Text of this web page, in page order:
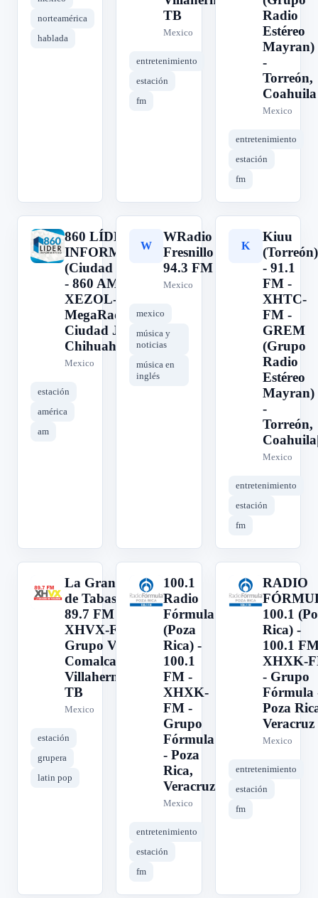
norteamérica
hablada
TB
Mexico
entretenimiento
estación
fm
Radio
Estéreo
Mayran)
-
Torreón,
Coahuila
Mexico
entretenimiento
estación
fm
8
860 LÍDER
INFORMATIVO
(Ciudad Juárez)
- 860 AM -
XEZOL-AM -
MegaRadio -
Ciudad Juárez,
Chihuahua
Mexico
estación
américa
am
W
WRadio
Fresnillo
94.3 FM
Mexico
mexico
música y
noticias
música en
inglés
K
Kiuu
(Torreón)
- 91.1
FM -
XHTC-
FM -
GREM
(Grupo
Radio
Estéreo
Mayran)
-
Torreón,
Mexico
entretenimiento
estación
fm
L
La Grande
de Tabasco -
89.7 FM -
XHVX-FM -
Grupo VX -
Comalcalco /
Villahermosa,
TB
Mexico
estación
grupera
latin pop
1
100.1
Radio
Fórmula
(Poza
Rica) -
100.1
FM -
XHXK-
FM -
Grupo
Fórmula
- Poza
Rica,
Veracruz
Mexico
entretenimiento
estación
fm
R
RADIO
100.1
Rica) -
100.1
XHXK-
- Grupo
Fórmula
Poza
Veracruz
Mexico
entretenimiento
estación
fm